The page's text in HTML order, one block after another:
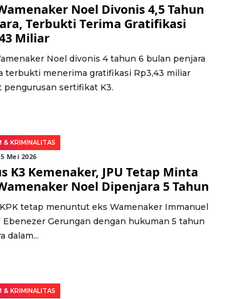
Noel Divonis 4,5 Tahun
Terbukti Terima Gratifikasi
Miliar
Noel divonis 4 tahun 6 bulan penjara
terbukti menerima gratifikasi Rp3,43 miliar
pengurusan sertifikat K3.
& KRIMINALITAS
Mei 2026
K3 Kemenaker, JPU Tetap Minta
Noel Dipenjara 5 Tahun
tetap menuntut eks Wamenaker Immanuel
Ebenezer Gerungan dengan hukuman 5 tahun
dalam...
& KRIMINALITAS